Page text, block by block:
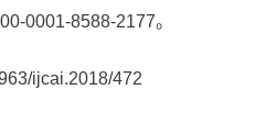
0001-8588-2177。
ijcai.2018/472